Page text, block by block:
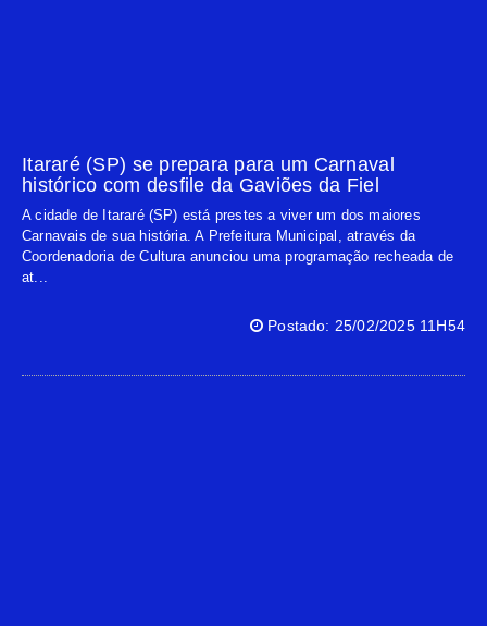
Itararé (SP) se prepara para um Carnaval
histórico com desfile da Gaviões da Fiel
A cidade de Itararé (SP) está prestes a viver um dos maiores
Carnavais de sua história. A Prefeitura Municipal, através da
Coordenadoria de Cultura anunciou uma programação recheada de
at...
Postado: 25/02/2025 11H54